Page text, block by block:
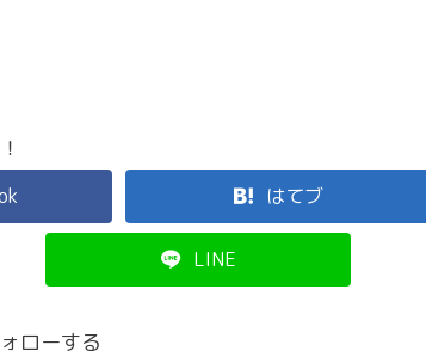
はてブ
LINE
ローする